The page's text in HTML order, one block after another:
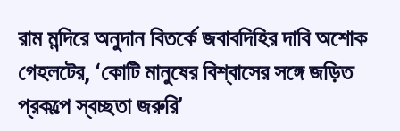
রাম মন্দিরে অনুদান বিতর্কে জবাবদিহির দাবি অশোক
গেহলটের, ‘কোটি মানুষের বিশ্বাসের সঙ্গে জড়িত
প্রকল্পে স্বচ্ছতা জরুরি’